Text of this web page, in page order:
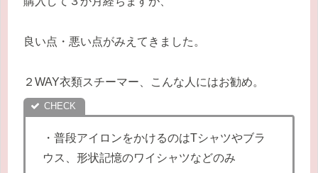
良い点・悪い点がみえてきました。
２WAY衣類スチーマー、こんな人にはお勧め。
・普段アイロンをかけるのはTシャツやブラ
ウス、形状記憶のワイシャツなどのみ